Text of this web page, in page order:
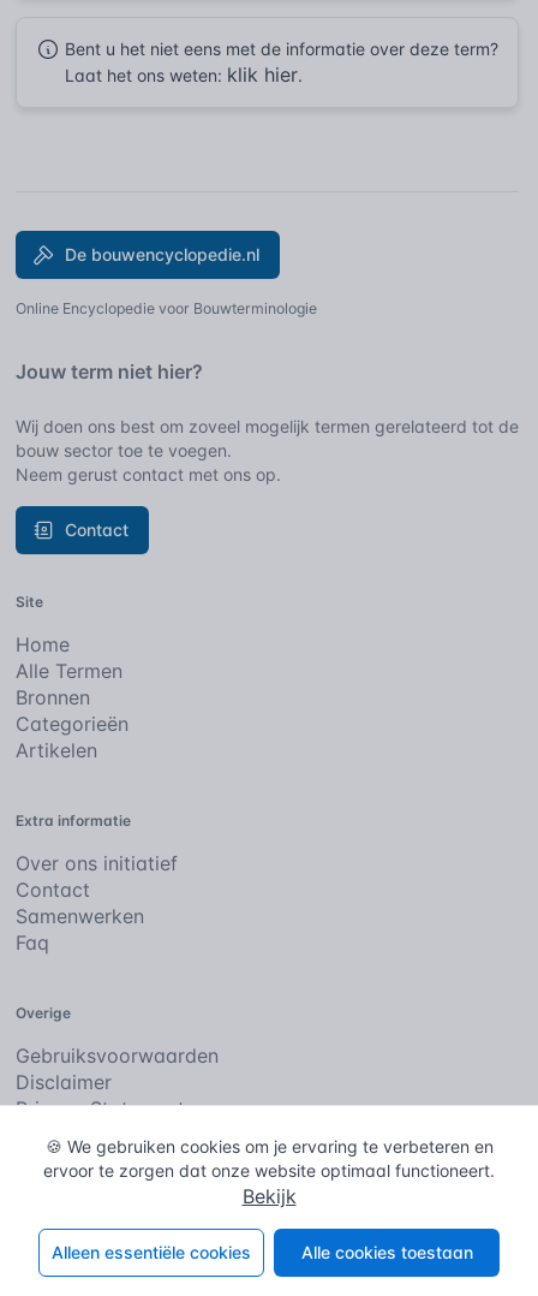
Bent u het niet eens met de informatie over deze term?
Laat het ons weten: klik hier.
De bouwencyclopedie.nl
Online Encyclopedie voor Bouwterminologie
Jouw term niet hier?
Wij doen ons best om zoveel mogelijk termen gerelateerd tot de
bouw sector toe te voegen.
Neem gerust contact met ons op.
Contact
Site
Home
Alle Termen
Bronnen
Categorieën
Artikelen
Extra informatie
Over ons initiatief
Contact
Samenwerken
Faq
Overige
Gebruiksvoorwaarden
Disclaimer
Privacy Statement
Cookies
Copyright © 2026De bouwencyclopedie. Alle rechten
voorbehouden.
🍪 We gebruiken cookies om je ervaring te verbeteren en
ervoor te zorgen dat onze website optimaal functioneert.
Bekijk
Alleen essentiële cookies Alle cookies toestaan